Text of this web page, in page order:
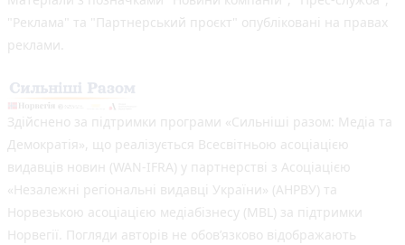
"Реклама" та "Партнерський проєкт" опубліковані на правах
реклами.
Здійснено за підтримки програми «Сильніші разом: Медіа та
Демократія», що реалізується Всесвітньою асоціацією
видавців новин (WAN-IFRA) у партнерстві з Асоціацією
«Незалежні регіональні видавці України» (АНРВУ) та
Норвезькою асоціацією медіабізнесу (MBL) за підтримки
Норвегії. Погляди авторів не обов’язково відображають